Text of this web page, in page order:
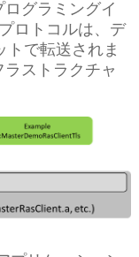
グラミングイ
ロトコルは、デ
トで転送されま
ストラクチャ